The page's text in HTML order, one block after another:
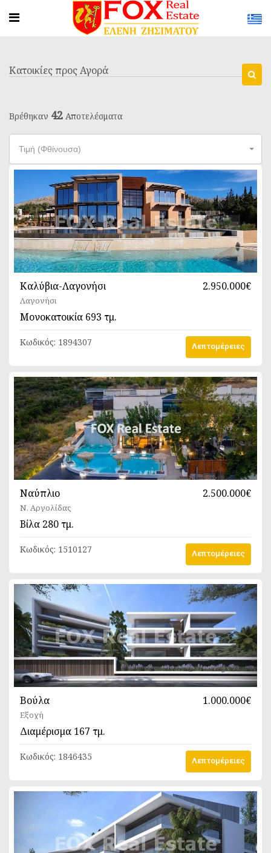
Κατοικίες προς Αγορά
Βρέθηκαν 42 Αποτελέσματα
Τιμή (Φθίνουσα)
Καλύβια-Λαγονήσι 2.950.000€
Λαγονήσι
Μονοκατοικία 693 τμ.
Κωδικός: 1894307 Λεπτομέρειες
Ναύπλιο 2.500.000€
Ν. Αργολίδας
Βίλα 280 τμ.
Κωδικός: 1510127 Λεπτομέρειες
Βούλα 1.000.000€
Εξοχή
Διαμέρισμα 167 τμ.
Κωδικός: 1846435 Λεπτομέρειες